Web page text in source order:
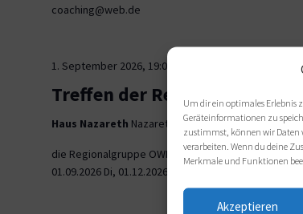
Um dir ein optimales Erlebnis
Geräteinformationen zu
zustimmst, können wir Daten
verarbeiten. Wenn du deine
Merkmale und Funktionen
Akzeptieren
coaching@web.de
1. September 2026, 19:00
Treffen der Regionalgruppe
Haus Nazareth Nazarethweg 5, Bielefeld
die Regionalgruppe OWL trifft sich wie gewohnt im
01.09.2026 Di, 01.12.2026 jeweils von 19 bis 21 Uhr.